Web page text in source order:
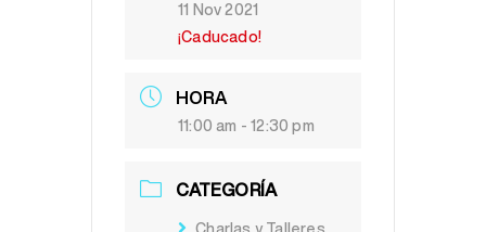
11 Nov 2021
¡Caducado!
HORA
11:00 am - 12:30 pm
CATEGORÍA
Charlas y Talleres